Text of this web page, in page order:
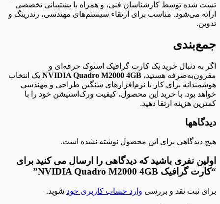
تست شده توسط کارشناسان فنی، و همراه با پشتیبانی تخصصی
ارائه می‌شود. مناسب برای ارتقاء سیستم‌های مهندسی، رندرینگ و
تدوین.
جمع‌بندی
اگر به دنبال خرید یک کارت گرافیک استوک حرفه‌ای و
مقرون‌به‌صرفه هستید، NVIDIA Quadro M2000 4GB یک انتخاب
هوشمندانه برای کار با نرم‌افزارهای سنگین طراحی و مهندسی
خواهد بود. با خرید این محصول، کیفیت ورک‌استیشن خود را با
کمترین هزینه ارتقا دهید.
دیدگاهها
هیچ دیدگاهی برای این محصول نوشته نشده است.
اولین نفری باشید که دیدگاهی را ارسال می کنید برای
“کارت گرافیک NVIDIA Quadro M2000 4GB”
برای ثبت نقد و بررسی وارد حساب کاربری خود شوید.